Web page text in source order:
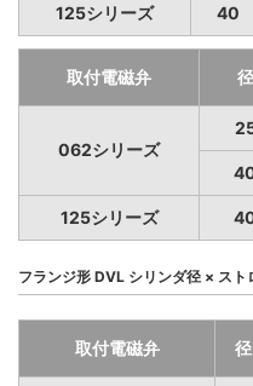
125シリーズ 40
取付電磁弁 径
062シリーズ
125シリーズ
フランジ形 DVL シリンダ径 × ス
取付電磁弁 径